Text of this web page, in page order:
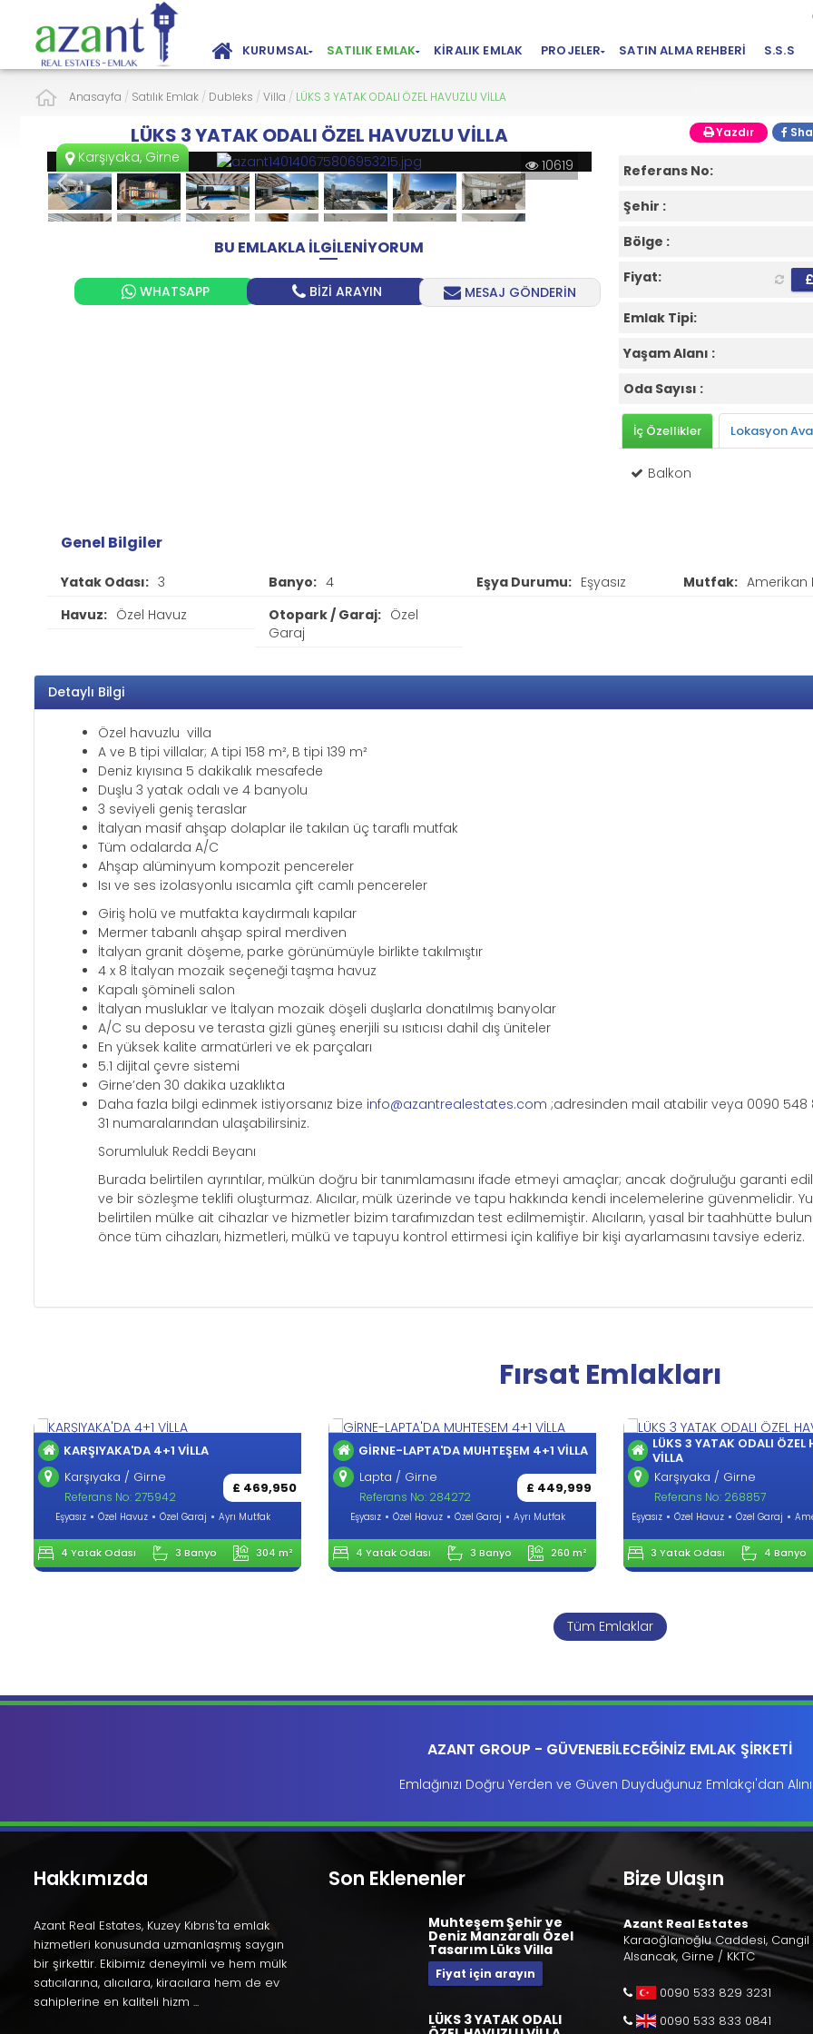
KURUMSAL SATILIK EMLAK KIRALIK EMLAK PROJELER SATIN ALMA REHBERI S.S.S
Anasayfa / Satılık Emlak / Dubleks / Villa / LÜKS 3 YATAK ODALI ÖZEL HAVUZLU VİLLA
Yazdır
LÜKS 3 YATAK ODALI ÖZEL HAVUZLU VİLLA
10619
Karşıyaka, Girne
BU EMLAKLA İLGİLENİYORUM
WHATSAPP BİZİ ARAYIN MESAJ GÖNDERİN
Referans No:
Şehir :
Bölge :
Fiyat:
£
Emlak Tipi:
Yaşam Alanı :
Oda Sayısı :
İç Özellikler Lokasyon
Balkon
Genel Bilgiler
Yatak Odası: 3 Banyo: 4 Eşya Durumu: Eşyasız Mutfak: Amerikan
Havuz: Özel Havuz Otopark / Garaj: Özel
Garaj
Detaylı Bilgi
Özel havuzlu villa
A ve B tipi villalar; A tipi 158 m², B tipi 139 m²
Deniz kıyısına 5 dakikalık mesafede
Duşlu 3 yatak odalı ve 4 banyolu
3 seviyeli geniş teraslar
İtalyan masif ahşap dolaplar ile takılan üç taraflı mutfak
Tüm odalarda A/C
Ahşap alüminyum kompozit pencereler
Isı ve ses izolasyonlu ısıcamla çift camlı pencereler
Giriş holü ve mutfakta kaydırmalı kapılar
Mermer tabanlı ahşap spiral merdiven
İtalyan granit döşeme, parke görünümüyle birlikte takılmıştır
4 x 8 İtalyan mozaik seçeneği taşma havuz
Kapalı şömineli salon
İtalyan musluklar ve İtalyan mozaik döşeli duşlarla donatılmış banyolar
A/C su deposu ve terasta gizli güneş enerjili su ısıtıcısı dahil dış üniteler
En yüksek kalite armatürleri ve ek parçaları
5.1 dijital çevre sistemi
Girne’den 30 dakika uzaklıkta
Daha fazla bilgi edinmek istiyorsanız bize info@azantrealestates.com ;adresinden mail atabilir veya 0090 548
31 numaralarından ulaşabilirsiniz.
Sorumluluk Reddi Beyanı
Burada belirtilen ayrıntılar, mülkün doğru bir tanımlamasını ifade etmeyi amaçlar; ancak doğruluğu garanti
ve bir sözleşme teklifi oluşturmaz. Alıcılar, mülk üzerinde ve tapu hakkında kendi incelemelerine güvenmelidir.
belirtilen mülke ait cihazlar ve hizmetler bizim tarafımızdan test edilmemiştir. Alıcıların, yasal bir taahhütte
önce tüm cihazları, hizmetleri, mülkü ve tapuyu kontrol ettirmesi için kalifiye bir kişi ayarlamasını tavsiye ederiz.
Fırsat Emlakları
KARŞIYAKA'DA 4+1 VİLLA
Karşıyaka / Girne
£ 469,950
Referans No: 275942
Eşyasız Özel Havuz Özel Garaj Ayrı Mutfak
4 Yatak Odası 3 Banyo 304 m²
GİRNE-LAPTA'DA MUHTEŞEM 4+1 VİLLA
Lapta / Girne
£ 449,999
Referans No: 284272
Eşyasız Özel Havuz Özel Garaj Ayrı Mutfak
4 Yatak Odası 3 Banyo 260 m²
LÜKS 3 YATAK ODALI ÖZEL
VİLLA
Karşıyaka / Girne
Referans No: 268857
Eşyasız Özel Havuz Özel Garaj
3 Yatak Odası 4 Banyo
Tüm Emlaklar
AZANT GROUP - GÜVENEBİLECEĞİNİZ EMLAK ŞİRKETİ
Emlağınızı Doğru Yerden ve Güven Duyduğunuz Emlakçı'dan
Hakkımızda
Azant Real Estates, Kuzey Kıbrıs'ta emlak
hizmetleri konusunda uzmanlaşmış saygın
bir şirkettir. Ekibimiz deneyimli ve hem mülk
satıcılarına, alıcılara, kiracılara hem de ev
sahiplerine en kaliteli hizm ...
Son Eklenenler
Muhteşem Şehir ve
Deniz Manzaralı Özel
Tasarım Lüks Villa
Fiyat için arayın
LÜKS 3 YATAK ODALI
Bize Ulaşın
Azant Real Estates
Karaoğlanoğlu Caddesi, Cangil
Alsancak, Girne / KKTC
0090 533 829 3231
0090 533 833 0841